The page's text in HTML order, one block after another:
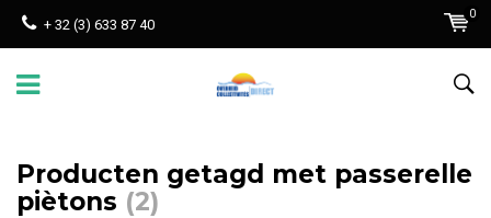
+ 32 (3) 633 87 40
0
Producten getagd met passerelle
piètons (2)